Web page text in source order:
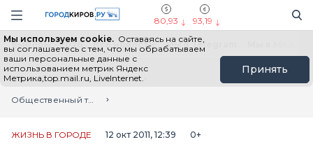
Навигация сайта
80,93 93,19
Мы используем cookie. Оставаясь на сайте,
вы соглашаетесь с тем, что мы обрабатываем
ваши персональные данные с
использованием метрик Яндекс
Метрика,top.mail.ru, LiveInternet.
Принять
Выборы - 2026 Все новости Мы в Telegram
Главная
Лента новостей
Общественный транспорт. Опять повышение тарифов?
ЖИЗНЬ В ГОРОДЕ 12 окт 2011, 12:39 0+